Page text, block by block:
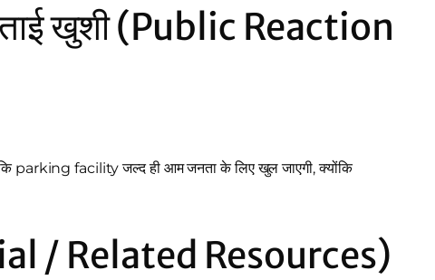
खुशी (Public Reaction
parking facility जल्द ही आम जनता के लिए खुल जाएगी, क्योंकि
/ Related Resources)